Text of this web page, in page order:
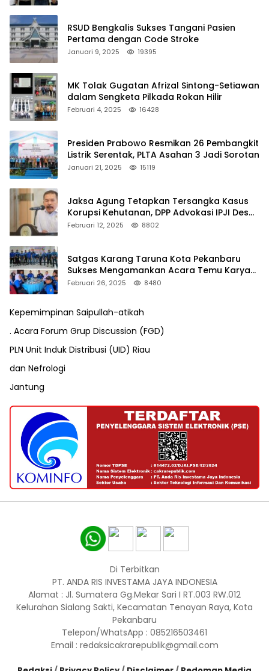
RSUD Bengkalis Sukses Tangani Pasien
Pertama dengan Code Stroke
Januari 9, 2025 19395
MK Tolak Gugatan Afrizal Sintong-Setiawan
dalam Sengketa Pilkada Rokan Hilir
Februari 4, 2025 16428
Presiden Prabowo Resmikan 26 Pembangkit
Listrik Serentak, PLTA Asahan 3 Jadi Sorotan
Januari 21, 2025 15119
Jaksa Agung Tetapkan Tersangka Kasus
Korupsi Kehutanan, DPP Advokasi IPJI Desak
Pengusutan Pajak RAPP
Februari 12, 2025 8802
Satgas Karang Taruna Kota Pekanbaru
Sukses Mengamankan Acara Temu Karya
VII Karang Taruna Pekanbaru
Februari 26, 2025 8480
Kepemimpinan Saipullah-atikah
. Acara Forum Grup Discussion (FGD)
PLN Unit Induk Distribusi (UID) Riau
dan Nefrologi
Jantung
Di Terbitkan
PT. ANDA RIS INVESTAMA JAYA INDONESIA
Alamat : Jl. Sumatera Gg.Mekar Sari I RT.003 RW.012
Kelurahan Sialang Sakti, Kecamatan Tenayan Raya, Kota
Pekanbaru
Telepon/WhatsApp : 085216503461
Email : redaksicakrarepublik@gmail.com